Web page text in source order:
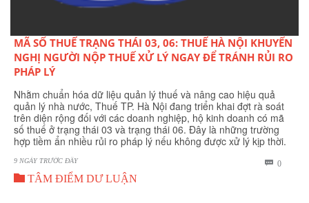
MÃ SỐ THUẾ TRẠNG THÁI 03, 06: THUẾ HÀ NỘI KHUYẾN
NGHỊ NGƯỜI NỘP THUẾ XỬ LÝ NGAY ĐỂ TRÁNH RỦI RO
PHÁP LÝ
Nhằm chuẩn hóa dữ liệu quản lý thuế và nâng cao hiệu quả
quản lý nhà nước, Thuế TP. Hà Nội đang triển khai đợt rà soát
trên diện rộng đối với các doanh nghiệp, hộ kinh doanh có mã
số thuế ở trạng thái 03 và trạng thái 06. Đây là những trường
hợp tiềm ẩn nhiều rủi ro pháp lý nếu không được xử lý kịp thời.
9 NGÀY TRƯỚC ĐÂY  0BÌNH
 TÂM ĐIỂM DƯ LUẬN